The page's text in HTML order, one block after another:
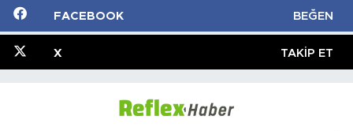
FACEBOOK BEĞEN
X TAKIP ET